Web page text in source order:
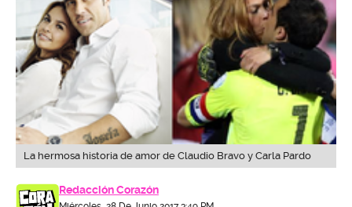
La hermosa historia de amor de Claudio Bravo y Carla Pardo
Redacción Corazón